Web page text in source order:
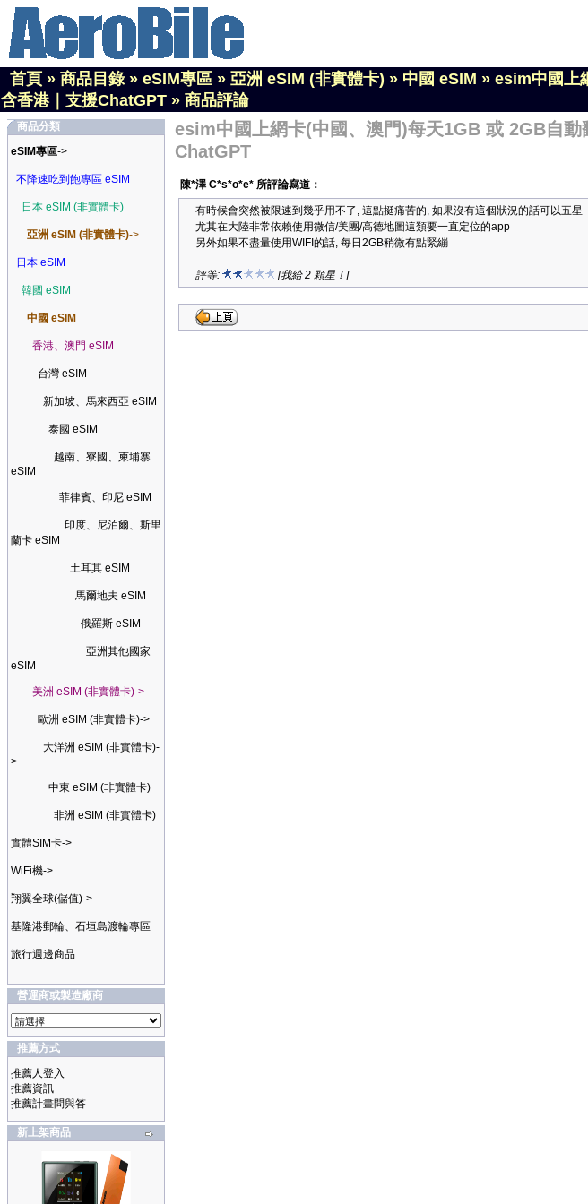
首頁 » 商品目錄» eSIM專區 » 亞洲 eSIM (非實體卡) » 中國 eSIM » esim中國上
含香港｜支援ChatGPT » 商品評論
商品分類
eSIM專區->
不降速吃到飽專區 eSIM
日本 eSIM (非實體卡)
亞洲 eSIM (非實體卡)->
日本 eSIM
韓國 eSIM
中國 eSIM
香港、澳門 eSIM
台灣 eSIM
新加坡、馬來西亞 eSIM
泰國 eSIM
越南、寮國、柬埔寨
eSIM
菲律賓、印尼 eSIM
印度、尼泊爾、斯里
蘭卡 eSIM
土耳其 eSIM
馬爾地夫 eSIM
俄羅斯 eSIM
亞洲其他國家
eSIM
美洲 eSIM (非實體卡)->
歐洲 eSIM (非實體卡)->
大洋洲 eSIM (非實體卡)-
>
中東 eSIM (非實體卡)
非洲 eSIM (非實體卡)
實體SIM卡->
WiFi機->
翔翼全球(儲值)->
基隆港郵輪、石垣島渡輪專區
旅行週邊商品
營運商或製造廠商
推薦方式
推薦人登入
推薦資訊
推薦計畫問與答
新上架商品
esim中國上網卡(中國、澳門)每天1GB 或 2GB自
ChatGPT
陳*澤 C*s*o*e* 所評論寫道：
有時候會突然被限速到幾乎用不了, 這點挺痛苦的, 如果沒有這個狀況的話可以五星
尤其在大陸非常依賴使用微信/美團/高德地圖這類要一直定位的app
另外如果不盡量使用WIFI的話, 每日2GB稍微有點緊繃
評等: [我給 2 顆星！]